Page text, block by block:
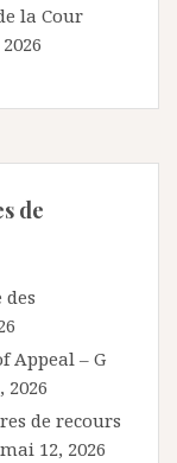
la Cour
de
Appeal – G
2026
de recours
mai 12, 2026